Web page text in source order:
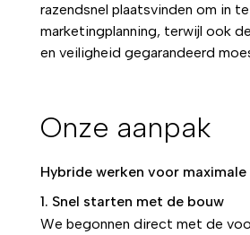
razendsnel plaatsvinden om in
marketingplanning, terwijl ook
en veiligheid gegarandeerd
Onze aanpak
Hybride werken voor maximale
1. Snel starten met de bouw
We begonnen direct met de